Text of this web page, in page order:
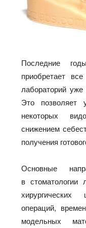
Последние
приобретает
лабораторий
Это позволяет
некоторых
снижением
получения
Основные
в стоматологии
операций,
модельных